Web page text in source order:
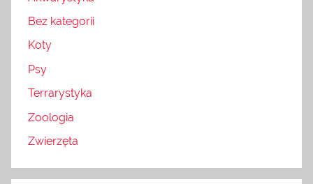
Bez kategorii
Koty
Psy
Terrarystyka
Zoologia
Zwierzęta